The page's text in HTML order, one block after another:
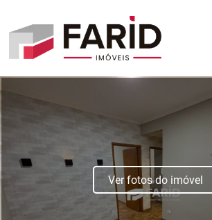
Ver fotos do imóvel